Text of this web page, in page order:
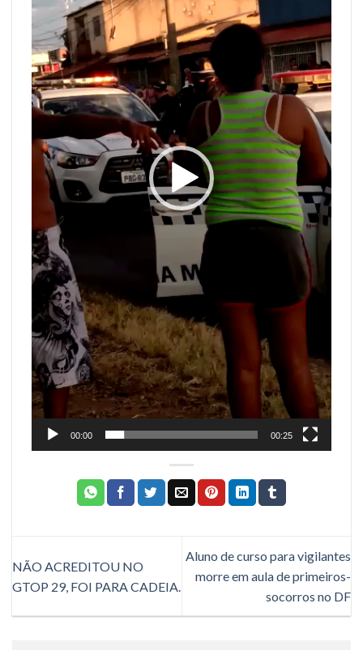
00:00 00:25
NÃO ACREDITOU NO
GTOP 29, FOI PARA CADEIA.
Aluno de curso para vigilantes
morre em aula de primeiros-
socorros no DF